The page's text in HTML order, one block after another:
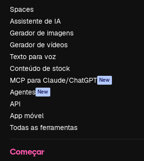
Spaces
Assistente de IA
Gerador de imagens
Gerador de vídeos
Texto para voz
Conteúdo de stock
MCP para Claude/ChatGPT New
Agentes New
API
App móvel
Todas as ferramentas
Começar